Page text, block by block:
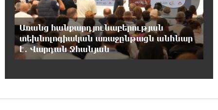
«ՀայաՔվեն» կանգնած է Հայ առաքելական
եկեղեցու պաշտպանության առաջնագծում.
մաս 3
16:50:26 7-08-2026
անել
Առանց հանքարդյունաբերության
տեխնոլոգիական առաջընթացն անհնար
է․ Վարդան Ջհանյան